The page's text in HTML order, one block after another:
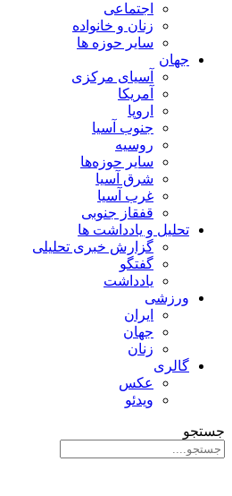
اجتماعی
زنان و خانواده
سایر حوزه ها
جهان
آسیای مرکزی
آمریکا
اروپا
جنوب آسیا
روسیه
سایر حوزه‌ها
شرق آسیا
غرب آسیا
قفقاز جنوبی
تحلیل و یادداشت ها
گزارش خبری تحلیلی
گفتگو
یادداشت
ورزشی
ایران
جهان
زنان
گالری
عکس
ویدئو
جستجو